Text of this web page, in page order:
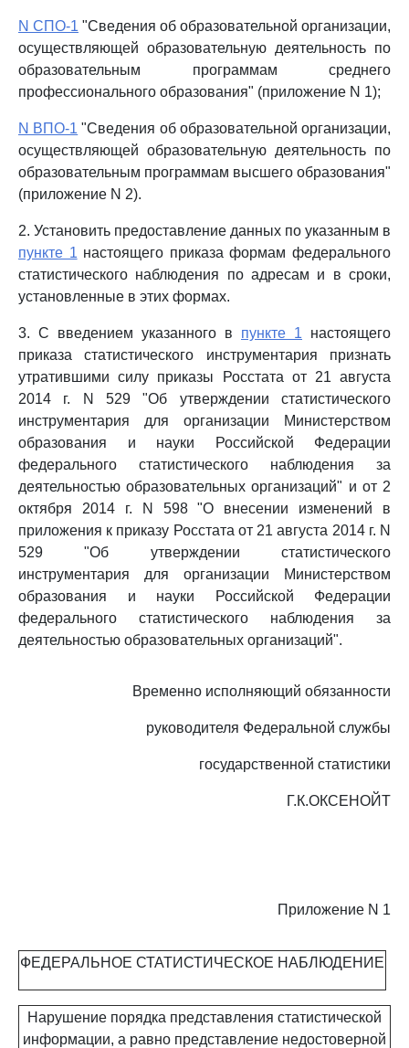
N СПО-1 "Сведения об образовательной организации,
осуществляющей образовательную деятельность по
образовательным программам среднего
профессионального образования" (приложение N 1);
N ВПО-1 "Сведения об образовательной организации,
осуществляющей образовательную деятельность по
образовательным программам высшего образования"
(приложение N 2).
2. Установить предоставление данных по указанным в
пункте 1 настоящего приказа формам федерального
статистического наблюдения по адресам и в сроки,
установленные в этих формах.
3. С введением указанного в пункте 1 настоящего
приказа статистического инструментария признать
утратившими силу приказы Росстата от 21 августа
2014 г. N 529 "Об утверждении статистического
инструментария для организации Министерством
образования и науки Российской Федерации
федерального статистического наблюдения за
деятельностью образовательных организаций" и от 2
октября 2014 г. N 598 "О внесении изменений в
приложения к приказу Росстата от 21 августа 2014 г. N
529 "Об утверждении статистического
инструментария для организации Министерством
образования и науки Российской Федерации
федерального статистического наблюдения за
деятельностью образовательных организаций".
Временно исполняющий обязанности
руководителя Федеральной службы
государственной статистики
Г.К.ОКСЕНОЙТ
Приложение N 1
ФЕДЕРАЛЬНОЕ СТАТИСТИЧЕСКОЕ НАБЛЮДЕНИЕ
Нарушение порядка представления статистической
информации, а равно представление недостоверной